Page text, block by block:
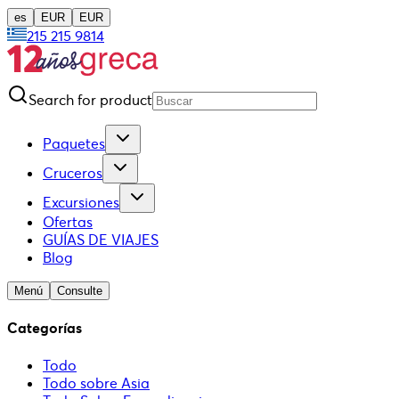
es EUR EUR
215 215 9814
Search for product
Paquetes
Cruceros
Excursiones
Ofertas
GUÍAS DE VIAJES
Blog
Menú Consulte
Categorías
Todo
Todo sobre Asia